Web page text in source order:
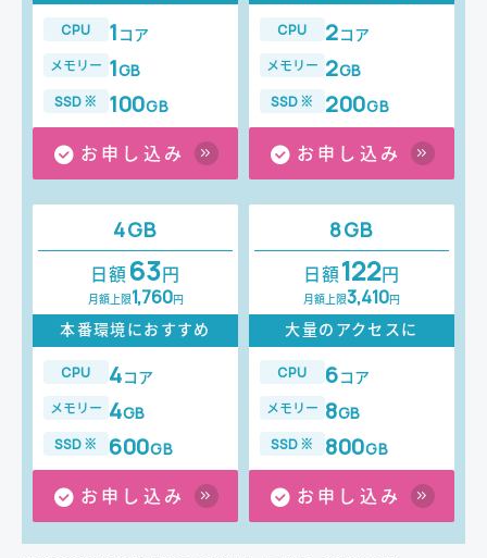
CPU 1 コア
メモリー 1GB
SSD※ 100GB
お申し込み
CPU 2コア
メモリー 2GB
SSD※ 200GB
お申し込み
4GB
日額63円
月額上限1,760円
本番環境におすすめ
CPU 4コア
メモリー 4GB
SSD※ 600GB
お申し込み
8GB
日額122円
月額上限3,410円
大量のアクセスに
CPU 6コア
メモリー 8GB
SSD※ 800GB
お申し込み